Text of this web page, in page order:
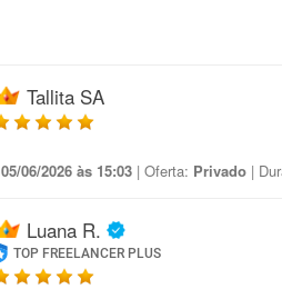
Tallita SA
05/06/2026 às 15:03 | Oferta: Privado |
Luana R.
TOP FREELANCER PLUS